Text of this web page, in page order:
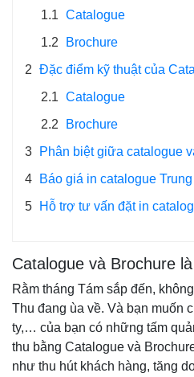
1.1 Catalogue
1.2
Brochure
2 Đặc điểm kỹ thuật của
2.1 Catalogue
2.2
Brochure
3
Phân biệt giữa catalogue
4
Báo giá in catalogue Trung
5
Hỗ trợ tư vấn đặt in
Catalogue và Brochure
Rằm tháng Tám sắp đến,
Thu đang ùa về. Và bạn muốn
ty,… của bạn có những tấm
thu bằng Catalogue và
như thu hút khách hàng, tăng